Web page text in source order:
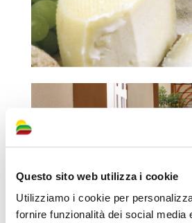
Questo sito web utilizza i cookie
Utilizziamo i cookie per
fornire funzionalità dei social media